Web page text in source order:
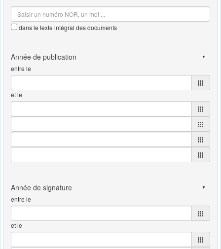
dans le texte intégral des documents
entre le
et le
entre le
et le